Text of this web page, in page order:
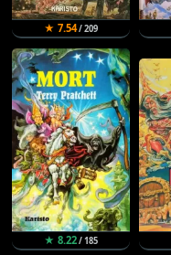
★ 7.54/ 209
★ 8.22/ 185